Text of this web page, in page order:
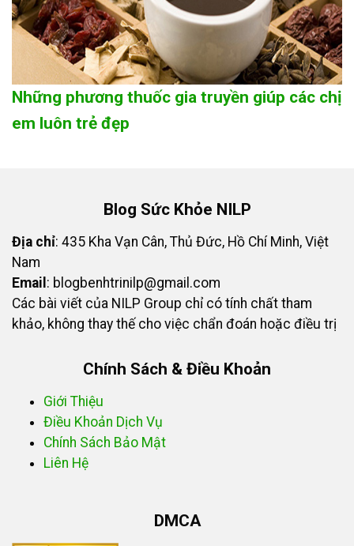
Những phương thuốc gia truyền giúp các chị
em luôn trẻ đẹp
Blog Sức Khỏe NILP
Địa chỉ: 435 Kha Vạn Cân, Thủ Đức, Hồ Chí Minh, Việt
Nam
Email : blogbenhtrinilp@gmail.com
Các bài viết của NILP Group chỉ có tính chất tham
khảo, không thay thế cho việc chẩn đoán hoặc điều trị
Chính Sách & Điều Khoản
Giới Thiệu
Điều Khoản Dịch Vụ
Chính Sách Bảo Mật
Liên Hệ
DMCA